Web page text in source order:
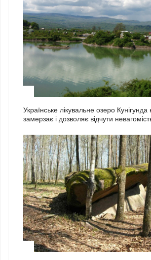
Українське лікувальне озеро Кунігунда
замерзає і дозволяє відчути